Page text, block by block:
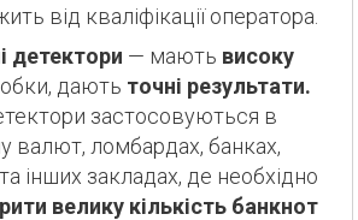
від кваліфікації оператора.
детектори — мають високу
дають точні результати.
застосовуються в
валют, ломбардах, банках,
інших закладах, де необхідно
велику кількість банкнот